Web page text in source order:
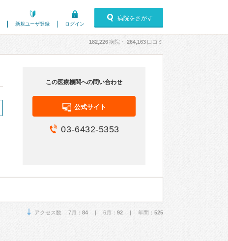
新規ユーザ登録 ログイン
病院をさがす
182,226病院・ 264,163 口コミ
この医療機関への問い合わせ
公式サイト
03-6432-5353
アクセス数 7月： 84 | 6月： 92 | 年間： 525